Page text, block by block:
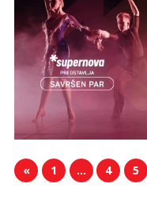
« 1 … 4 5